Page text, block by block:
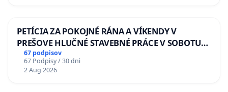
PETÍCIA ZA POKOJNÉ RÁNA A VÍKENDY V
PREŠOVE HLUČNÉ STAVEBNÉ PRÁCE V SOBOTU
LEN OD 9.00 DO 13.00 HOD., CEZ PRACOVNÝ
TÝŽDEŇ CIEĽ 8.00 – 18.00 HOD. A PRAVIDELNÁ
KONTROLA STAVBY C-AREA NA
67 podpisov
67 Podpisy / 30 dni
2 Aug 2026